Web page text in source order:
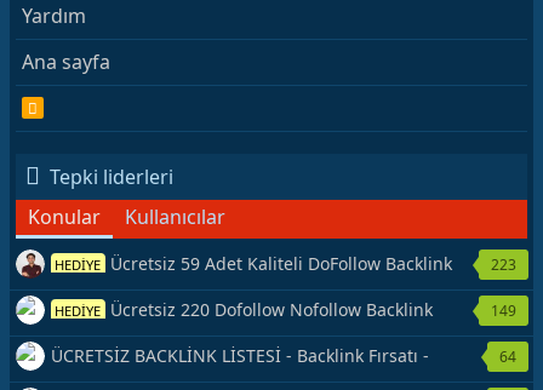
Yardım
Ana sayfa
R
S
Tepki liderleri
Konular
Kullanıcılar
HEDİYE Ücretsiz 59 Adet Kaliteli DoFollow Backlink
Kaynağı Veriyorum.
223
HEDİYE Ücretsiz 220 Dofollow Nofollow Backlink
Veriyorum
149
ÜCRETSİZ BACKLİNK LİSTESİ - Backlink Fırsatı -
Hemen Yetiş!
64